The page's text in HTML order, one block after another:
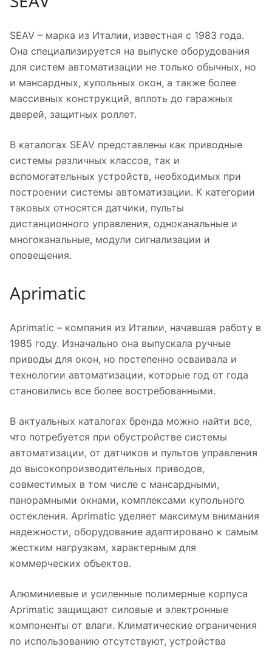
SEAV – марка из Италии, известная с 1983 года.
Она специализируется на выпуске оборудования
для систем автоматизации не только обычных, но
и мансардных, купольных окон, а также более
массивных конструкций, вплоть до гаражных
дверей, защитных роллет.
В каталогах SEAV представлены как приводные
системы различных классов, так и
вспомогательных устройств, необходимых при
построении системы автоматизации. К категории
таковых относятся датчики, пульты
дистанционного управления, одноканальные и
многоканальные, модули сигнализации и
оповещения.
Aprimatic
Aprimatic – компания из Италии, начавшая работу в
1985 году. Изначально она выпускала ручные
приводы для окон, но постепенно осваивала и
технологии автоматизации, которые год от года
становились все более востребованными.
В актуальных каталогах бренда можно найти все,
что потребуется при обустройстве системы
автоматизации, от датчиков и пультов управления
до высокопроизводительных приводов,
совместимых в том числе с мансардными,
панорамными окнами, комплексами купольного
остекления. Aprimatic уделяет максимум внимания
надежности, оборудование адаптировано к самым
жестким нагрузкам, характерным для
коммерческих объектов.
Алюминиевые и усиленные полимерные корпуса
Aprimatic защищают силовые и электронные
компоненты от влаги. Климатические ограничения
по использованию отсутствуют, устройства